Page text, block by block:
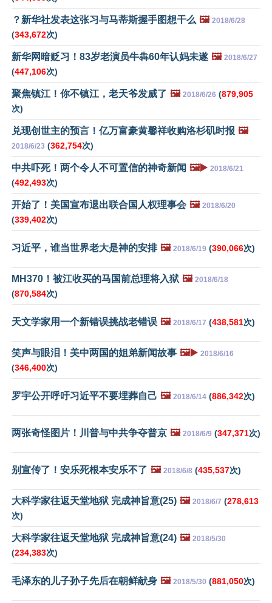
？新华社发表这张习与马蒂斯握手图想干么 🖼️ 2018/6/28
(343,672次)
新华网暗贬习！83岁老演员牛犇60年认妈未遂 🖼️ 2018/6/27
(447,106次)
聚焦镇江！你不镇江，老天爷发威了 🖼️ 2018/6/26 (879,905
次)
兑现创世主的预言！亿万富豪黄馨祥收购洛杉矶时报 🖼️
2018/6/23 (362,754次)
中共吓死！两个令人不可置信的神奇新闻 🖼️▶️ 2018/6/21
(492,493次)
开始了！美国宣布退出联合国人权理事会 🖼️ 2018/6/20
(339,402次)
习近平，谁当世界老大是神的安排 🖼️ 2018/6/19 (390,066次)
MH370！被江收买的马国前总理将入狱 🖼️ 2018/6/18
(870,584次)
天文学家用一个新错误挑战老错误 🖼️ 2018/6/17 (438,581次)
笑声与眼泪！美中两国的姐弟新闻故事 🖼️▶️ 2018/6/16
(346,400次)
罗宇公开呼吁习近平不要埋葬自己 🖼️ 2018/6/14 (886,342次)
两张奇怪图片！川普与中共争夺普京 🖼️ 2018/6/9 (347,371次)
别宣传了！安乐死根本安乐不了 🖼️ 2018/6/8 (435,537次)
大科学家往返天堂地狱 完成神旨意(25) 🖼️ 2018/6/7 (278,613
次)
大科学家往返天堂地狱 完成神旨意(24) 🖼️ 2018/5/30
(234,383次)
毛泽东的儿子孙子先后在朝鲜献身 🖼️ 2018/5/30 (881,050次)